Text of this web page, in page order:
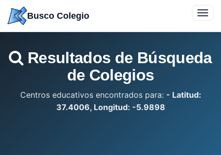
contenido
Busco Colegio
Resultados de Búsqueda
de Colegios
Centros educativos encontrados para: - Latitud:
37.4006, Longitud: -5.9898